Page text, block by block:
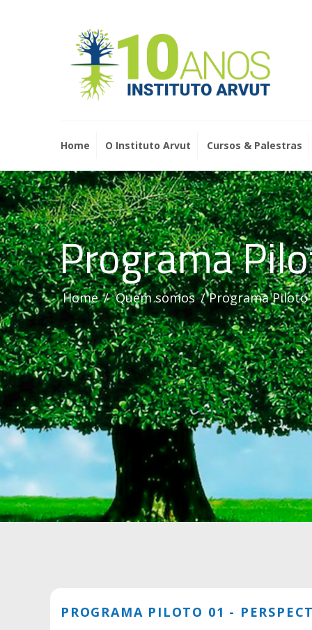
Home O Instituto Arvut Cursos & Palestras
Programa
Home Quem somos Programa Piloto
PROGRAMA PILOTO 01 -